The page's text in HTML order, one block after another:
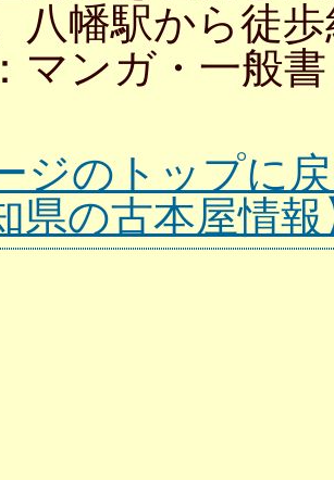
八幡駅から徒
マンガ・一般
ジのトップに
県の古本屋情